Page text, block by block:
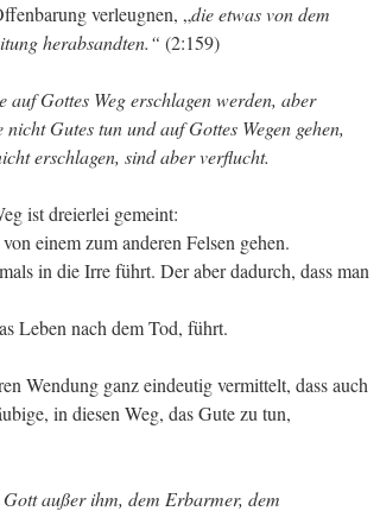
verleugnen, „die etwas von dem
herabsandten.“ (2:159)
Gottes Weg erschlagen werden, aber
Gutes tun und auf Gottes Wegen gehen,
erschlagen, sind aber verflucht.
ist dreierlei gemeint:
einem zum anderen Felsen gehen.
in die Irre führt. Der aber dadurch, dass man
Leben nach dem Tod, führt.
Wendung ganz eindeutig vermittelt, dass auch
in diesen Weg, das Gute zu tun,
außer ihm, dem Erbarmer, dem